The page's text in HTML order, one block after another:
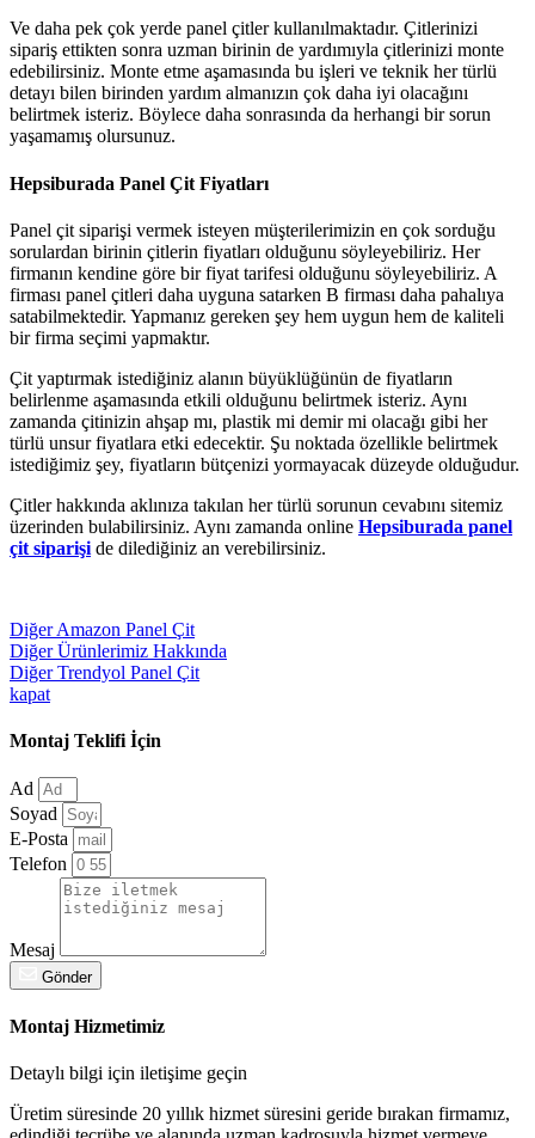
Ve daha pek çok yerde panel çitler kullanılmaktadır. Çitlerinizi
sipariş ettikten sonra uzman birinin de yardımıyla çitlerinizi monte
edebilirsiniz. Monte etme aşamasında bu işleri ve teknik her türlü
detayı bilen birinden yardım almanızın çok daha iyi olacağını
belirtmek isteriz. Böylece daha sonrasında da herhangi bir sorun
yaşamamış olursunuz.
Hepsiburada Panel Çit Fiyatları
Panel çit siparişi vermek isteyen müşterilerimizin en çok sorduğu
sorulardan birinin çitlerin fiyatları olduğunu söyleyebiliriz. Her
firmanın kendine göre bir fiyat tarifesi olduğunu söyleyebiliriz. A
firması panel çitleri daha uyguna satarken B firması daha pahalıya
satabilmektedir. Yapmanız gereken şey hem uygun hem de kaliteli
bir firma seçimi yapmaktır.
Çit yaptırmak istediğiniz alanın büyüklüğünün de fiyatların
belirlenme aşamasında etkili olduğunu belirtmek isteriz. Aynı
zamanda çitinizin ahşap mı, plastik mi demir mi olacağı gibi her
türlü unsur fiyatlara etki edecektir. Şu noktada özellikle belirtmek
istediğimiz şey, fiyatların bütçenizi yormayacak düzeyde olduğudur.
Çitler hakkında aklınıza takılan her türlü sorunun cevabını sitemiz
üzerinden bulabilirsiniz. Aynı zamanda online Hepsiburada panel
çit siparişi de dilediğiniz an verebilirsiniz.
Diğer Amazon Panel Çit
Diğer Ürünlerimiz Hakkında
Diğer Trendyol Panel Çit
kapat
Montaj Teklifi İçin
Ad
Soyad
E-Posta
Telefon
Mesaj
Gönder
Montaj Hizmetimiz
Detaylı bilgi için iletişime geçin
Üretim süresinde 20 yıllık hizmet süresini geride bırakan firmamız,